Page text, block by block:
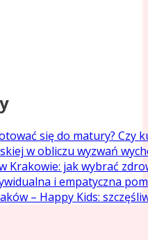
się do matury?
w obliczu wyzwań
Krakowie: jak wybrać
i empatyczna
– Happy Kids: